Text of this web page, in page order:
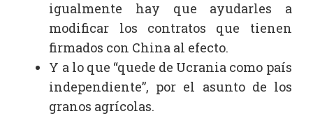
igualmente hay que ayudarles a
modificar los contratos que tienen
firmados con China al efecto.
Y a lo que “quede de Ucrania como país
independiente”, por el asunto de los
granos agrícolas.